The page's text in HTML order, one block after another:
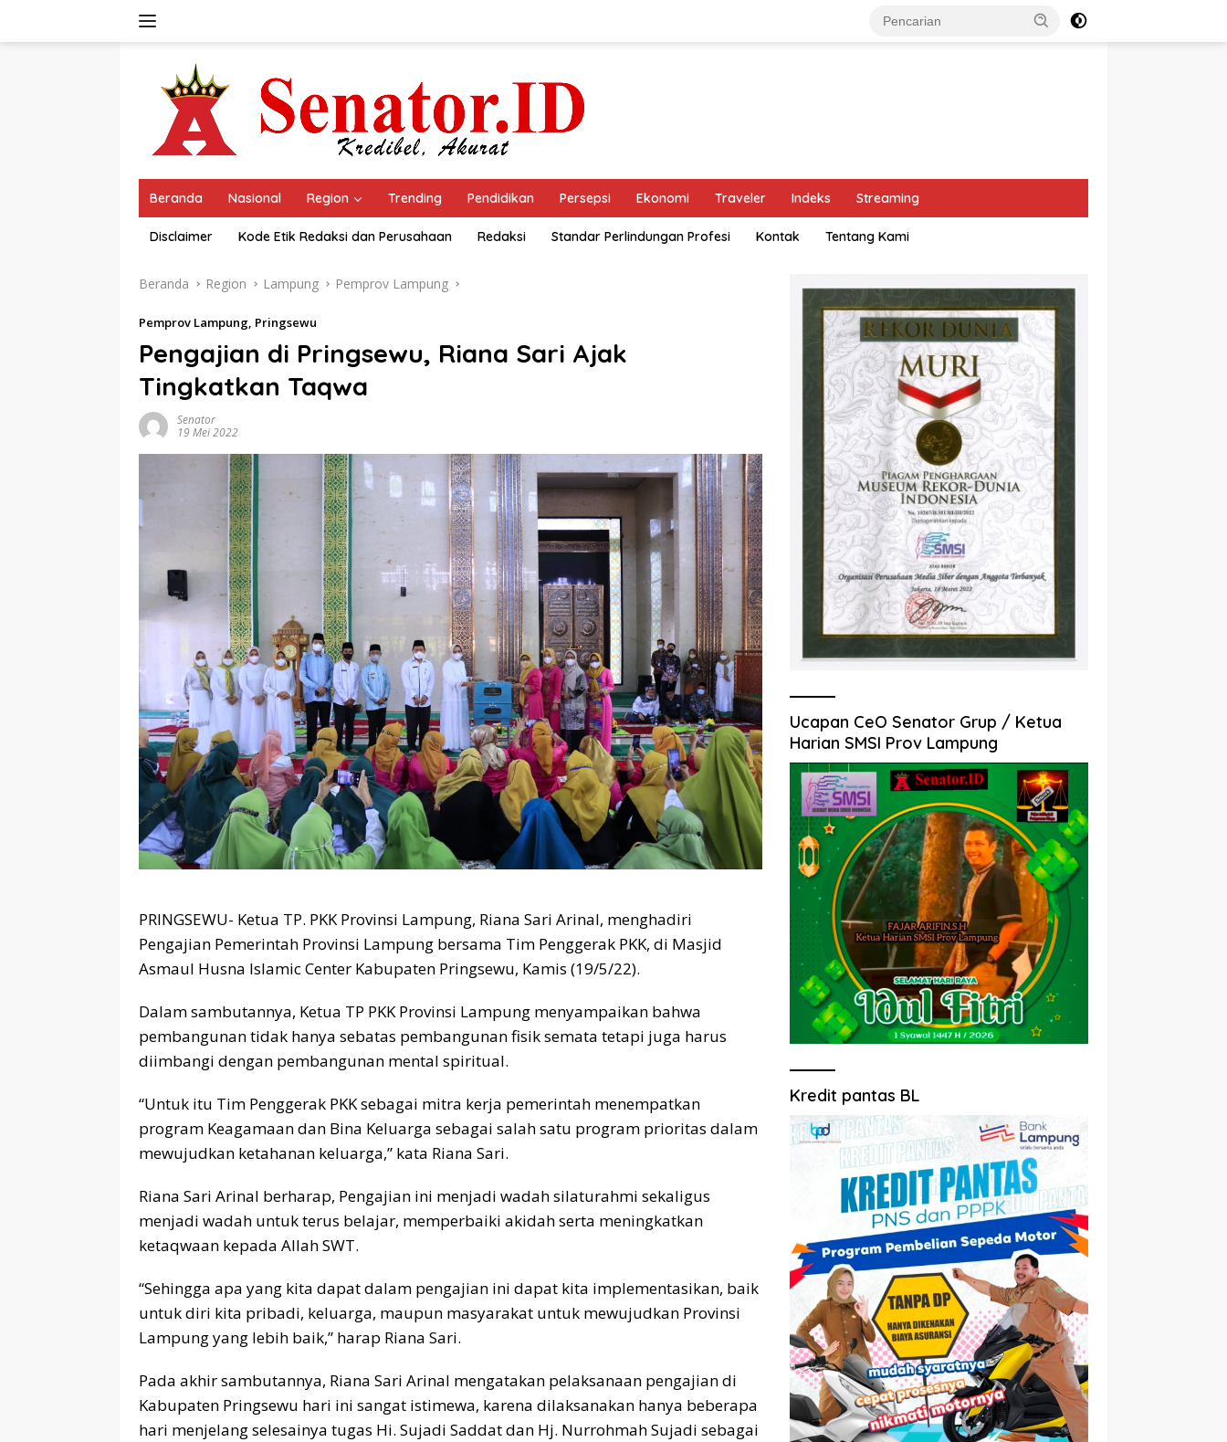
Beranda Nasional Region Trending Pendidikan Persepsi Ekonomi Traveler Indeks Streaming
Disclaimer Kode Etik Redaksi dan Perusahaan Redaksi Standar Perlindungan Profesi Kontak Tentang Kami
Beranda Region Lampung Pemprov Lampung
Pemprov Lampung, Pringsewu
Pengajian di Pringsewu, Riana Sari Ajak
Tingkatkan Taqwa
Senator
19 Mei 2022
PRINGSEWU- Ketua TP. PKK Provinsi Lampung, Riana Sari Arinal, menghadiri
Pengajian Pemerintah Provinsi Lampung bersama Tim Penggerak PKK, di Masjid
Asmaul Husna Islamic Center Kabupaten Pringsewu, Kamis (19/5/22).
Dalam sambutannya, Ketua TP PKK Provinsi Lampung menyampaikan bahwa
pembangunan tidak hanya sebatas pembangunan fisik semata tetapi juga harus
diimbangi dengan pembangunan mental spiritual.
“Untuk itu Tim Penggerak PKK sebagai mitra kerja pemerintah menempatkan
program Keagamaan dan Bina Keluarga sebagai salah satu program prioritas dalam
mewujudkan ketahanan keluarga,” kata Riana Sari.
Riana Sari Arinal berharap, Pengajian ini menjadi wadah silaturahmi sekaligus
menjadi wadah untuk terus belajar, memperbaiki akidah serta meningkatkan
ketaqwaan kepada Allah SWT.
“Sehingga apa yang kita dapat dalam pengajian ini dapat kita implementasikan, baik
untuk diri kita pribadi, keluarga, maupun masyarakat untuk mewujudkan Provinsi
Lampung yang lebih baik,” harap Riana Sari.
Pada akhir sambutannya, Riana Sari Arinal mengatakan pelaksanaan pengajian di
Kabupaten Pringsewu hari ini sangat istimewa, karena dilaksanakan hanya beberapa
hari menjelang selesainya tugas Hi. Sujadi Saddat dan Hj. Nurrohmah Sujadi sebagai
Ucapan CeO Senator Grup / Ketua
Harian SMSI Prov Lampung
Kredit pantas BL